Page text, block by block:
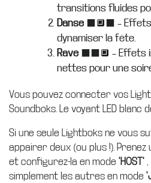
transitions fluides
Danse⬛️🔲⬛️ –
dynamiser la fête.
Rave⬛️⬛️🔲 – Effets
nettes pour une
Vous pouvez connecter vos
Soundboks. Le voyant LED blanc
Si une seule Lightboks ne vous
appairer deux (ou plus !).
et configurez-la en mode "HOST"
simplement les autres en mode